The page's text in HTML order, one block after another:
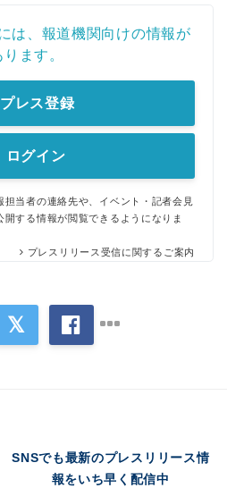
は、報道機関向けの情報が
ります。
プレス登録
ログイン
当者の連絡先や、イベント・記者会見
する情報が閲覧できるようになりま
プレスリリース受信に関するご案内
SNSでも最新のプレスリリース情
報をいち早く配信中